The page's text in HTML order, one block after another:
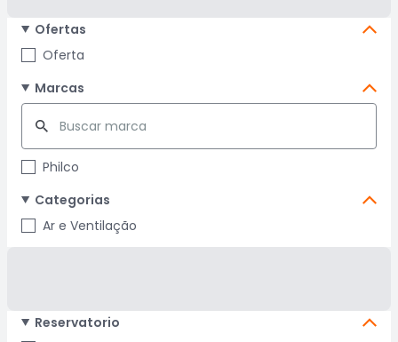
Ofertas
Oferta
Marcas
Philco
Categorias
Ar e Ventilação
Reservatorio